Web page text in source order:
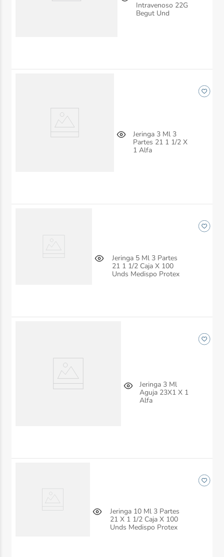
Intravenoso 22G
Begut Und
Jeringa 3 Ml 3
Partes 21 1 1/2 X
1 Alfa
Jeringa 5 Ml 3 Partes
21 1 1/2 Caja X 100
Unds Medispo Protex
Jeringa 3 Ml
Aguja 23X1 X 1
Alfa
Jeringa 10 Ml 3 Partes
21 X 1 1/2 Caja X 100
Unds Medispo Protex